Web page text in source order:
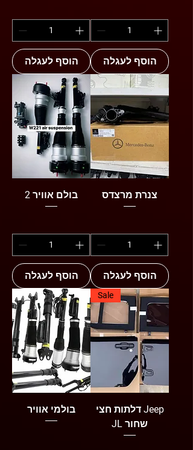
הוסף לעגלה הוסף לעגלה
בולם אוויר 2
הוסף לעגלה
צנרת מרצדס
הוסף לעגלה
בולמי אוויר
Sale
דלתות חצי Jeep
JL שחור